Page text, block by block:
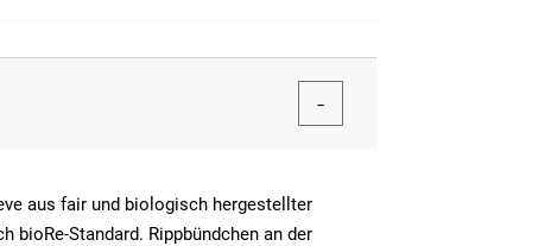
aus fair und biologisch hergestellter
bioRe-Standard. Rippbündchen an der